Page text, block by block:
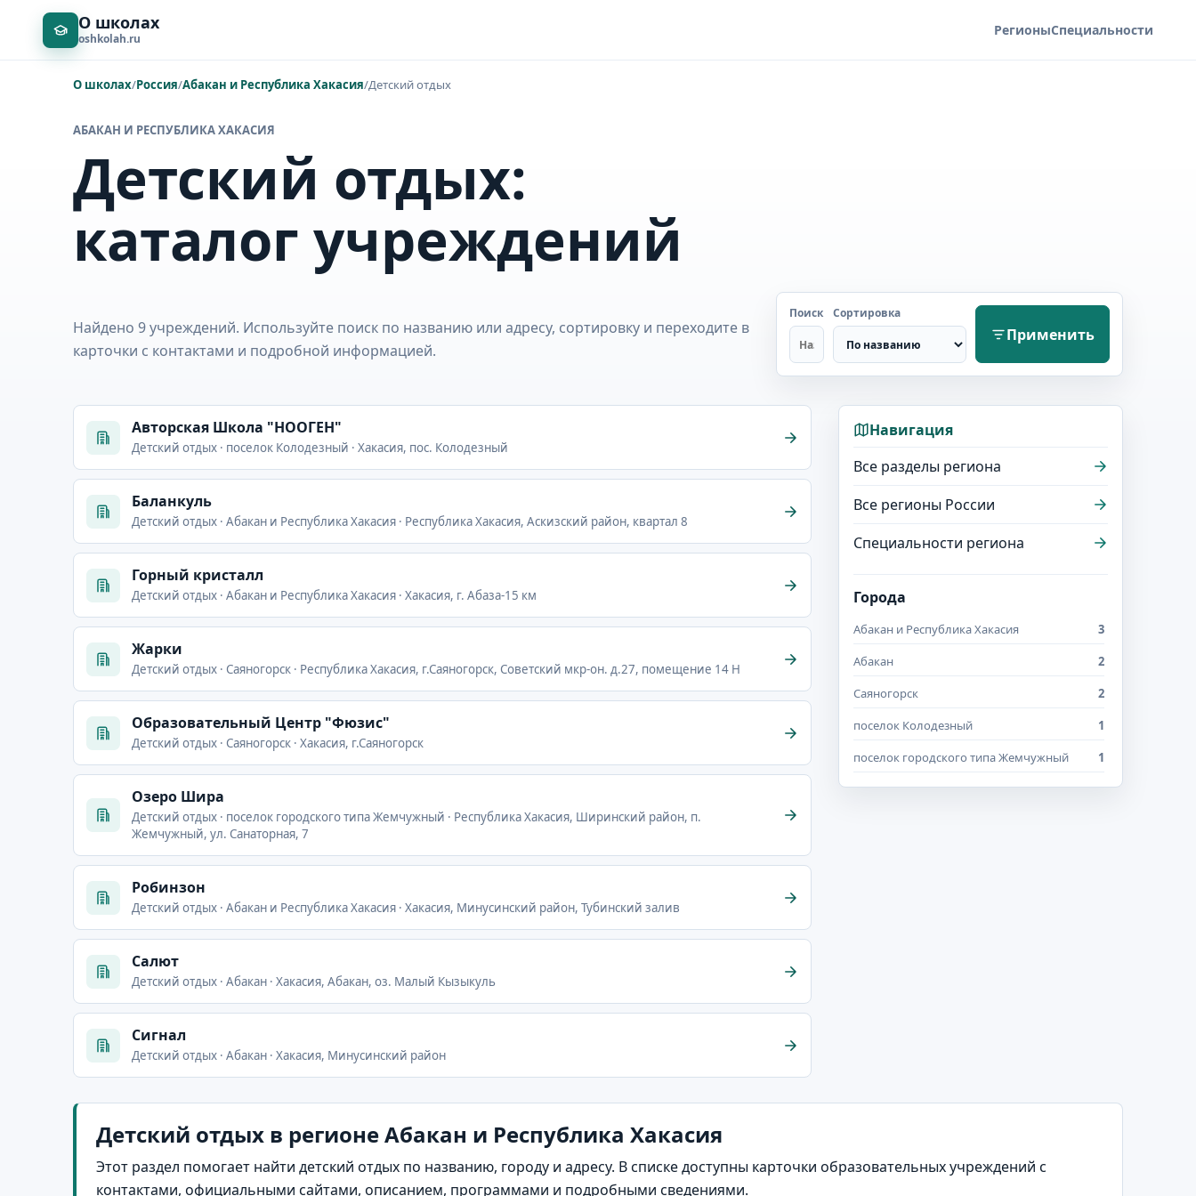
О школах
oshkolah.ru РегионыСпециальности
О школах/Россия/Абакан и Республика Хакасия/Детский отдых
АБАКАН И РЕСПУБЛИКА ХАКАСИЯ
Детский отдых:
каталог учреждений
Найдено 9 учреждений. Используйте поиск по названию или адресу, сортировку и переходите в
карточки с контактами и подробной информацией.
Поиск Сортировка
Применить
Авторская Школа "НООГЕН"
Детский отдых · поселок Колодезный · Хакасия, пос. Колодезный
Баланкуль
Детский отдых · Абакан и Республика Хакасия · Республика Хакасия, Аскизский район, квартал 8
Горный кристалл
Детский отдых · Абакан и Республика Хакасия · Хакасия, г. Абаза-15 км
Жарки
Детский отдых · Саяногорск · Республика Хакасия, г.Саяногорск, Советский мкр-он. д.27, помещение 14 Н
Образовательный Центр "Фюзис"
Детский отдых · Саяногорск · Хакасия, г.Саяногорск
Озеро Шира
Детский отдых · поселок городского типа Жемчужный · Республика Хакасия, Ширинский район, п.
Жемчужный, ул. Санаторная, 7
Робинзон
Детский отдых · Абакан и Республика Хакасия · Хакасия, Минусинский район, Тубинский залив
Салют
Детский отдых · Абакан · Хакасия, Абакан, оз. Малый Кызыкуль
Сигнал
Детский отдых · Абакан · Хакасия, Минусинский район
Навигация
Все разделы региона
Все регионы России
Специальности региона
Города
Абакан и Республика Хакасия
3
Абакан
2
Саяногорск
2
поселок Колодезный
1
поселок городского типа Жемчужный
1
Детский отдых в регионе Абакан и Республика Хакасия
Этот раздел помогает найти детский отдых по названию, городу и адресу. В списке доступны карточки образовательных учреждений с
контактами, официальными сайтами, описанием, программами и подробными сведениями.